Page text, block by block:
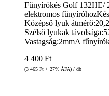
Fűnyírókés Golf
elektromos
Középső lyuk
Szélső lyukak
Vastagság:2mmA
4 400 Ft
(3 465 Ft + 27% ÁFA) / db